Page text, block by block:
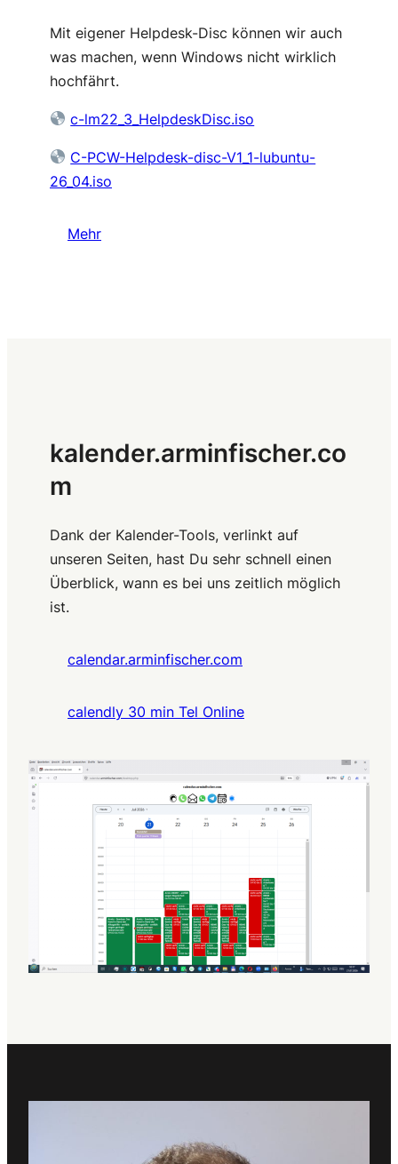
Mit eigener Helpdesk-Disc können wir auch
was machen, wenn Windows nicht wirklich
hochfährt.
c-lm22_3_HelpdeskDisc.iso
C-PCW-Helpdesk-disc-V1_1-lubuntu-
26_04.iso
Mehr
kalender.arminfischer.co
m
Dank der Kalender-Tools, verlinkt auf
unseren Seiten, hast Du sehr schnell einen
Überblick, wann es bei uns zeitlich möglich
ist.
calendar.arminfischer.com
calendly 30 min Tel Online